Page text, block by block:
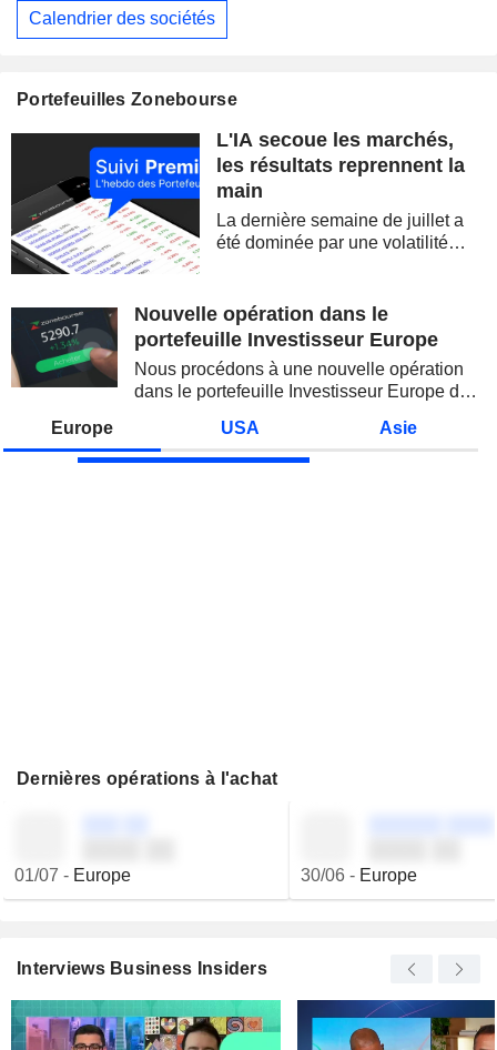
Calendrier des sociétés
Portefeuilles Zonebourse
L'IA secoue les marchés,
les résultats reprennent la
main
La dernière semaine de juillet a
été dominée par une volatilité
semi-conducteurs. Les
inquiétudes sur la soutenabilité
Nouvelle opération dans le
portefeuille Investisseur Europe
Nous procédons à une nouvelle opération
dans le portefeuille Investisseur Europe de
Europe USA Asie
Dernières opérations à l'achat
01/07 - Europe 30/06- Europe
Interviews Business Insiders